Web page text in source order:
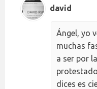
david
Ángel, yo
muchas
a ser por
dices es